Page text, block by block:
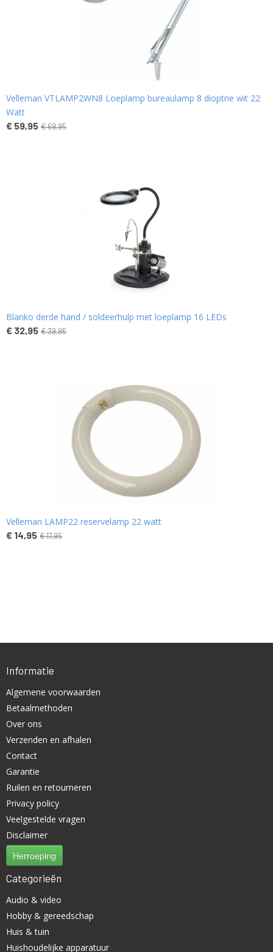
Velleman VTLAMP2WN8 Loeplamp bureaulamp 8 dioptrie wit 22
Watt
€ 59,95 € 69,95
Blanko derde hand / soldeerhulp met loeplamp 16 LEDs
€ 32,95 € 39,95
Velleman LAMP22 reservelamp 22 watt
€ 14,95 € 17,95
Informatie
Algemene voorwaarden
Betaalmethoden
Over ons
Verzenden en afhalen
Contact
Garantie
Ruilen en retourneren
Privacy policy
Veelgestelde vragen
Disclaimer
Herroeping
Categorieën
Audio & video
Hobby & gereedschap
Huis & tuin
Huishoudelijke apparatuur